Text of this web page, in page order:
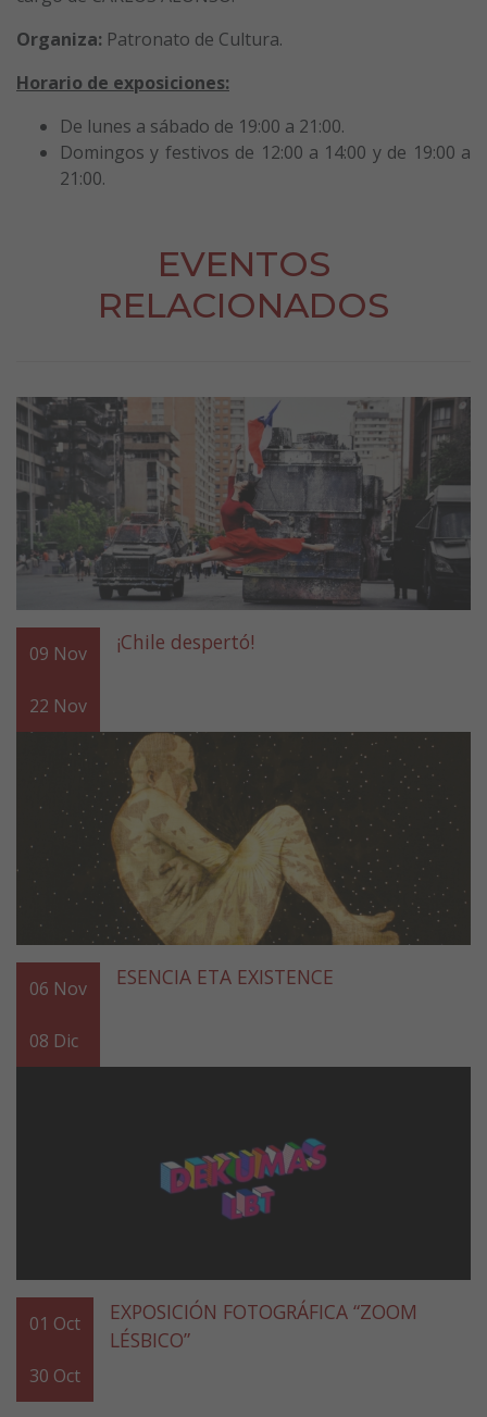
Organiza: Patronato de Cultura.
Horario de exposiciones:
De lunes a sábado de 19:00 a 21:00.
Domingos y festivos de 12:00 a 14:00 y de 19:00 a
21:00.
EVENTOS
RELACIONADOS
09 Nov
22 Nov
¡Chile despertó!
06 Nov
08 Dic
ESENCIA ETA EXISTENCE
01 Oct
30 Oct
EXPOSICIÓN FOTOGRÁFICA “ZOOM
LÉSBICO”